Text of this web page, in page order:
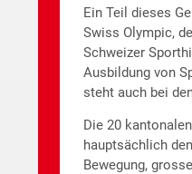
Ein Teil dieses
Swiss Olympic,
Schweizer
Ausbildung von
steht auch bei
Die 20
hauptsächlich den
Bewegung,